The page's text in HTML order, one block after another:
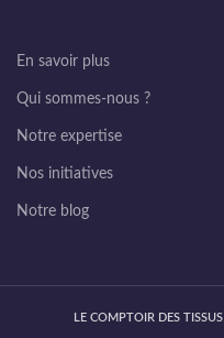
En savoir plus
Qui sommes-nous ?
Notre expertise
Nos initiatives
Notre blog
LE COMPTOIR DES TISSUS